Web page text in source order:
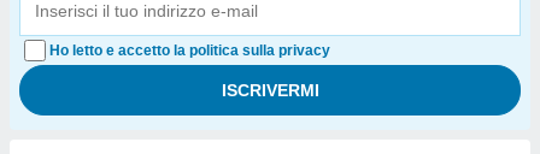
Ho letto e accetto la politica sulla privacy